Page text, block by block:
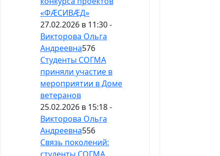
«ФӔСИВӔД»
27.02.2026 в 11:30 -
Викторова Ольга
Андреевна576
Студенты СОГМА
приняли участие в
мероприятии в Доме
ветеранов
25.02.2026 в 15:18 -
Викторова Ольга
Андреевна556
Связь поколений: